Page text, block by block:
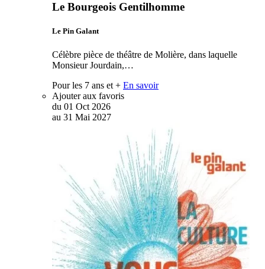
Le Bourgeois Gentilhomme
Le Pin Galant
Célèbre pièce de théâtre de Molière, dans laquelle
Monsieur Jourdain,…
Pour les 7 ans et + En savoir
Ajouter aux favoris
du 01 Oct 2026
au 31 Mai 2027